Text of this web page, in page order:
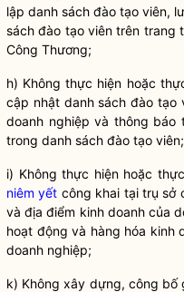
lập danh sách đào tạo viên,
sách đào tạo viên trên trang
Công Thương;
h) Không thực hiện hoặc
cập nhật danh sách đào tạo
doanh nghiệp và thông báo
trong danh sách đào tạo viên;
i) Không thực hiện hoặc
niêm yết công khai tại trụ sở
và địa điểm kinh doanh của
hoạt động và hàng hóa kinh
doanh nghiệp;
k) Không xây dựng, công bố